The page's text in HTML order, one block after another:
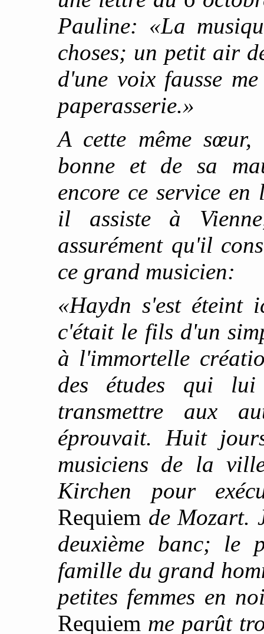
Pauline: «La
choses; un petit air
d'une voix fausse
paperasserie.»
A cette même
bonne et de sa
encore ce service
il assiste à
assurément qu'il
ce grand musicien:
«Haydn s'est
c'était le fils d'un
à l'immortelle
des études qui
transmettre aux
éprouvait. Huit
musiciens de la
Kirchen pour
Requiem de Mozart.
deuxième banc; le
famille du grand
petites femmes en
Requiem me parût